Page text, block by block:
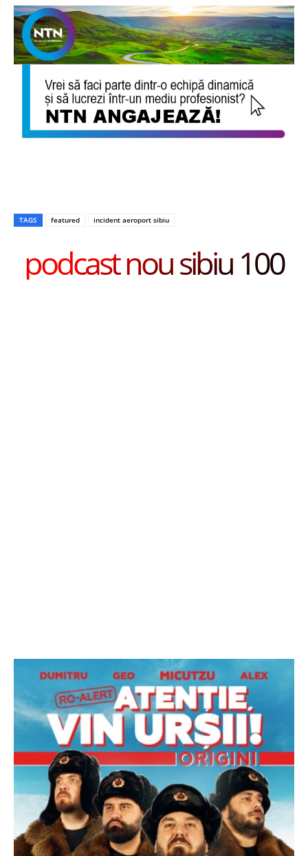
TAGS featured incident aeroport sibiu
podcast nou sibiu 100